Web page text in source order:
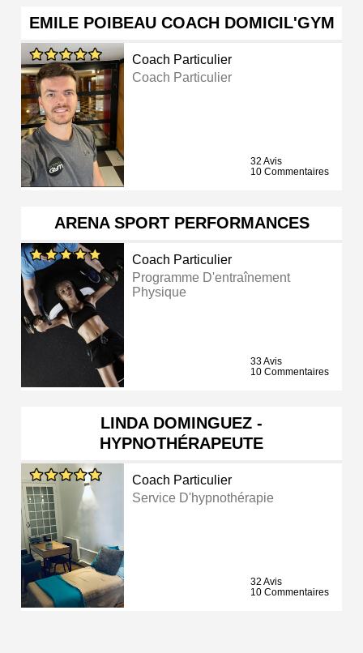
EMILE POIBEAU COACH DOMICIL'GYM
Coach Particulier
Coach Particulier
32 Avis
10 Commentaires
ARENA SPORT PERFORMANCES
Coach Particulier
Programme D'entraînement
Physique
33 Avis
10 Commentaires
LINDA DOMINGUEZ -
HYPNOTHÉRAPEUTE
Coach Particulier
Service D'hypnothérapie
32 Avis
10 Commentaires